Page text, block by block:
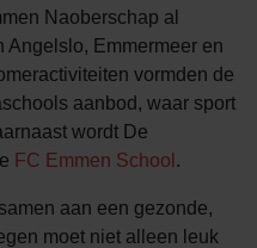
Naoberschap al
Angelslo, Emmermeer en
vormden de
aanbod, waar sport
wordt De
FC Emmen School .
aan een gezonde,
moet niet alleen leuk